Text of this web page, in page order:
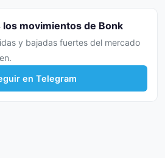
los movimientos de Bonk
y bajadas fuertes del mercado
en Telegram